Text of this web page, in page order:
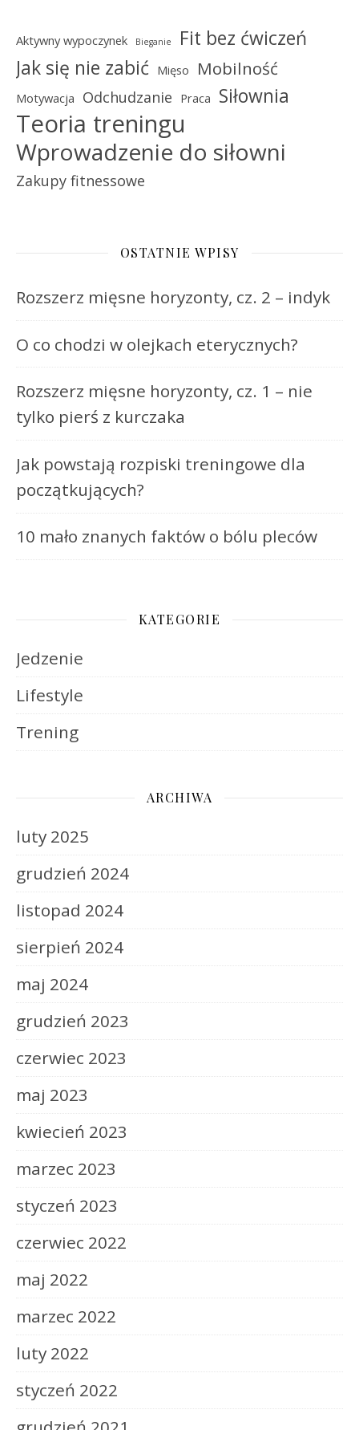
Aktywny wypoczynek Bieganie
Fit bez ćwiczeń
Jak się nie zabić Mięso Mobilność
Motywacja Odchudzanie Praca Siłownia
Teoria treningu
Wprowadzenie do siłowni
Zakupy fitnessowe
OSTATNIE WPISY
Rozszerz mięsne horyzonty, cz. 2 – indyk
O co chodzi w olejkach eterycznych?
Rozszerz mięsne horyzonty, cz. 1 – nie
tylko pierś z kurczaka
Jak powstają rozpiski treningowe dla
początkujących?
10 mało znanych faktów o bólu pleców
KATEGORIE
Jedzenie
Lifestyle
Trening
ARCHIWA
luty 2025
grudzień 2024
listopad 2024
sierpień 2024
maj 2024
grudzień 2023
czerwiec 2023
maj 2023
kwiecień 2023
marzec 2023
styczeń 2023
czerwiec 2022
maj 2022
marzec 2022
luty 2022
styczeń 2022